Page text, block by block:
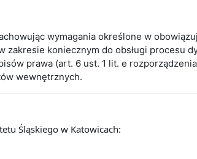
wymagania określone w
koniecznym do obsługi procesu
prawa (art. 6 ust. 1 lit. e
wewnętrznych.
Śląskiego w Katowicach: